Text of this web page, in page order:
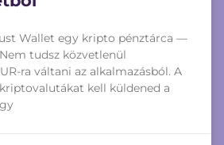
Wallet egy kripto pénztárca —
tudsz közvetlenül
ra váltani az alkalmazásból. A
kell küldened a